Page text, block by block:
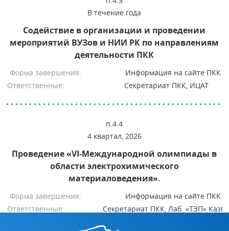
В течение года
Содействие в организации и проведении
мероприятий ВУЗов и НИИ РК по направлениям
деятельности ПКК
Форма завершения:
Информация на сайте ПКК
Ответственные:
Секретариат ПКК, ИЦАТ
п.4.4
4 квартал, 2026
Проведение «VI-Международной олимпиады в
области электрохимического
материаловедения».
Форма завершения:
Информация на сайте ПКК
Ответственные:
Секретариат ПКК, Лаб. «ТЭП»